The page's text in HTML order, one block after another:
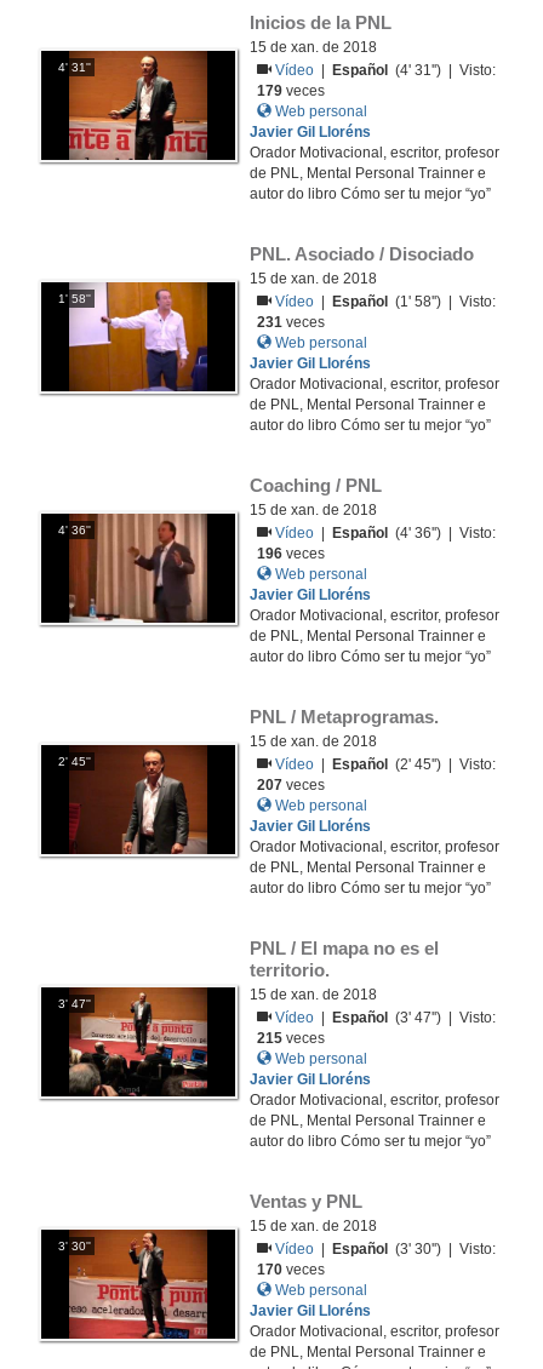
4' 31''
Inicios de la PNL
15 de xan. de 2018
Vídeo
Español
(4' 31'') | Visto:
179 veces
Web personal
Javier Gil Lloréns
Orador Motivacional, escritor, profesor
de PNL, Mental Personal Trainner e
autor do libro Cómo ser tu mejor “yo”
1' 58''
PNL. Asociado / Disociado
15 de xan. de 2018
Vídeo
Español
(1' 58'') | Visto:
231 veces
Web personal
Javier Gil Lloréns
Orador Motivacional, escritor, profesor
de PNL, Mental Personal Trainner e
autor do libro Cómo ser tu mejor “yo”
4' 36''
Coaching / PNL
15 de xan. de 2018
Vídeo
Español
(4' 36'') | Visto:
196 veces
Web personal
Javier Gil Lloréns
Orador Motivacional, escritor, profesor
de PNL, Mental Personal Trainner e
autor do libro Cómo ser tu mejor “yo”
2' 45''
PNL / Metaprogramas.
15 de xan. de 2018
Vídeo
Español
(2' 45'') | Visto:
207 veces
Web personal
Javier Gil Lloréns
Orador Motivacional, escritor, profesor
de PNL, Mental Personal Trainner e
autor do libro Cómo ser tu mejor “yo”
3' 47''
PNL / El mapa no es el
territorio.
15 de xan. de 2018
Vídeo
Español
(3' 47'') | Visto:
215 veces
Web personal
Javier Gil Lloréns
Orador Motivacional, escritor, profesor
de PNL, Mental Personal Trainner e
autor do libro Cómo ser tu mejor “yo”
3' 30''
Ventas y PNL
15 de xan. de 2018
Vídeo
Español
(3' 30'') | Visto:
170 veces
Web personal
Javier Gil Lloréns
Orador Motivacional, escritor, profesor
de PNL, Mental Personal Trainner e